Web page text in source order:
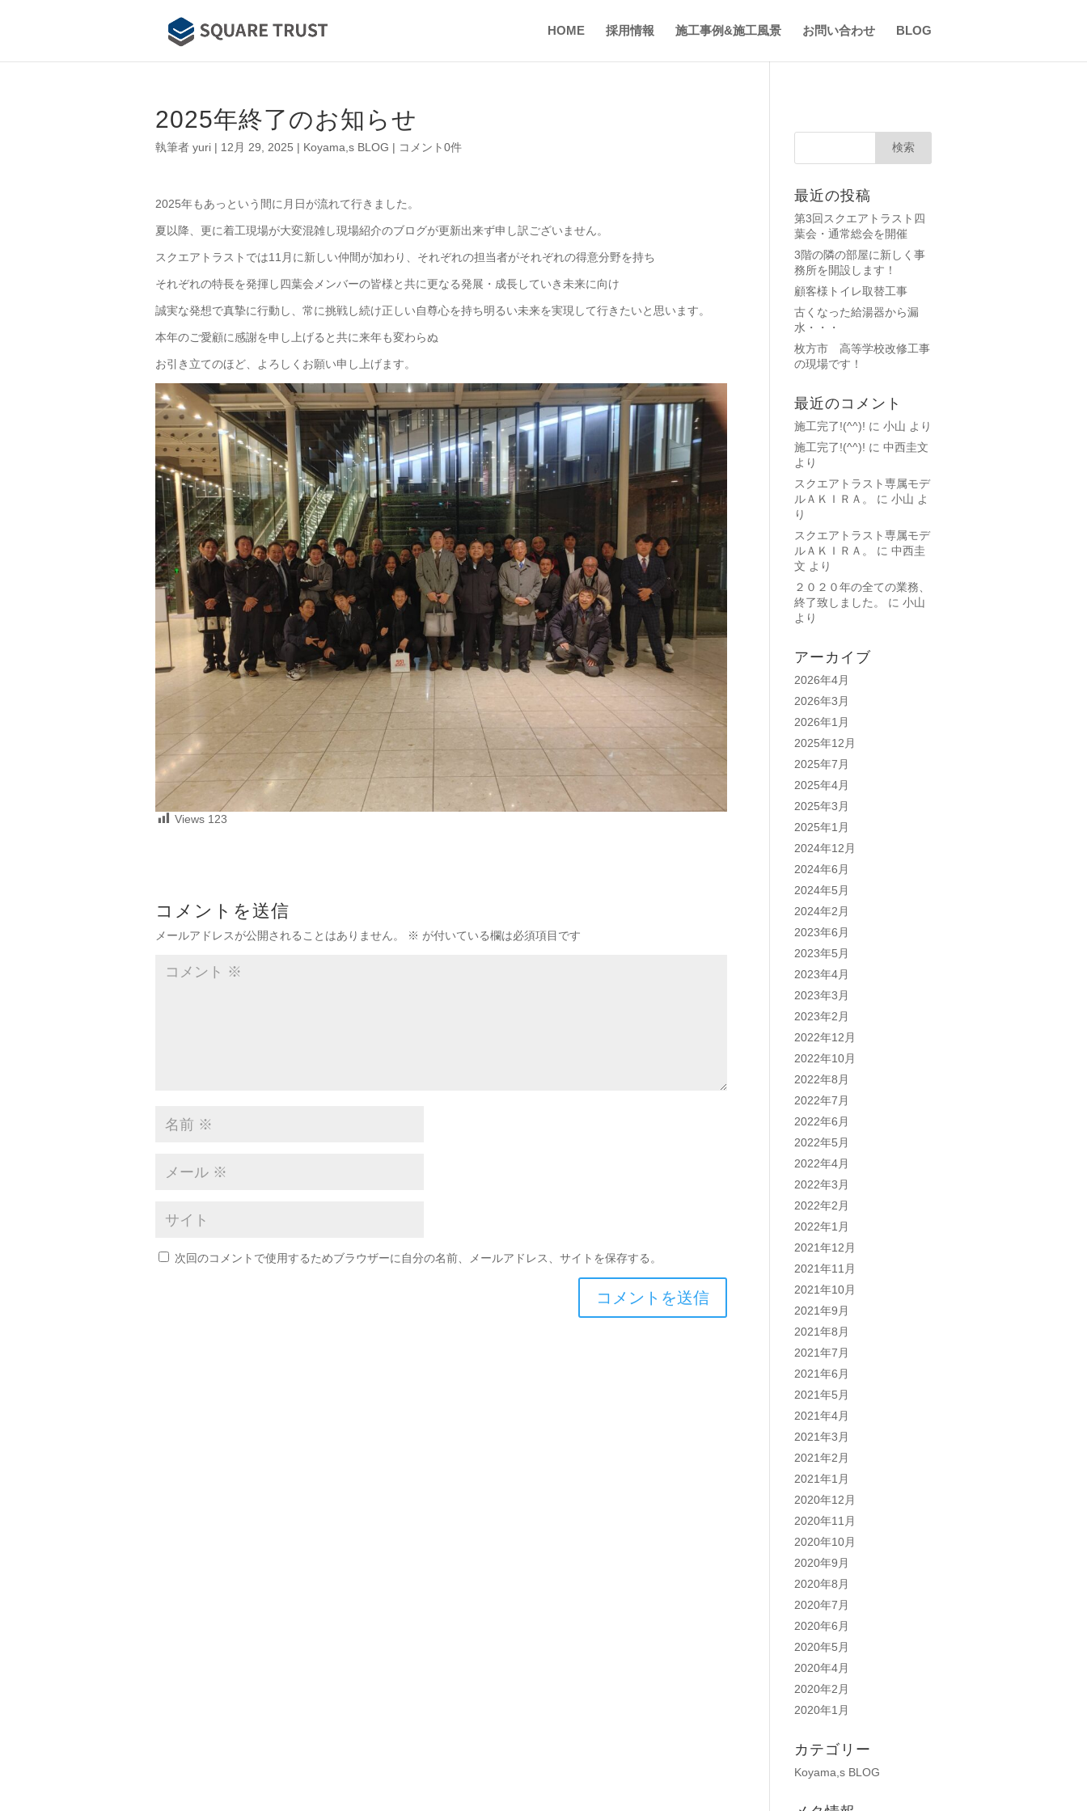
HOME 採用情報 施工事例&施工風景 お問い合わせ BLOG
2025年終了のお知らせ
執筆者 yuri | 12月 29, 2025 | Koyama,s BLOG | コメント0件
2025年もあっという間に月日が流れて行きました。
夏以降、更に着工現場が大変混雑し現場紹介のブログが更新出来ず申し訳ございません。
スクエアトラストでは11月に新しい仲間が加わり、それぞれの担当者がそれぞれの得意分野を持ち
それぞれの特長を発揮し四葉会メンバーの皆様と共に更なる発展・成長していき未来に向け
誠実な発想で真摯に行動し、常に挑戦し続け正しい自尊心を持ち明るい未来を実現して行きたいと思います。
本年のご愛顧に感謝を申し上げると共に来年も変わらぬ
お引き立てのほど、よろしくお願い申し上げます。
Views 123
コメントを送信
メールアドレスが公開されることはありません。 ※ が付いている欄は必須項目です
次回のコメントで使用するためブラウザーに自分の名前、メールアドレス、サイトを保存する。
最近の投稿
第3回スクエアトラスト四
葉会・通常総会を開催
3階の隣の部屋に新しく事
務所を開設します！
顧客様トイレ取替工事
古くなった給湯器から漏
水・・・
枚方市 高等学校改修工事
の現場です！
最近のコメント
施工完了!(^^)! に 小山 より
施工完了!(^^)! に 中西圭文
より
スクエアトラスト専属モデ
ルＡＫＩＲＡ。
に 小山 よ
り
スクエアトラスト専属モデ
ルＡＫＩＲＡ。
に 中西圭
文 より
２０２０年の全ての業務、
終了致しました。
に 小山
より
アーカイブ
2026年4月
2026年3月
2026年1月
2025年12月
2025年7月
2025年4月
2025年3月
2025年1月
2024年12月
2024年6月
2024年5月
2024年2月
2023年6月
2023年5月
2023年4月
2023年3月
2023年2月
2022年12月
2022年10月
2022年8月
2022年7月
2022年6月
2022年5月
2022年4月
2022年3月
2022年2月
2022年1月
2021年12月
2021年11月
2021年10月
2021年9月
2021年8月
2021年7月
2021年6月
2021年5月
2021年4月
2021年3月
2021年2月
2021年1月
2020年12月
2020年11月
2020年10月
2020年9月
2020年8月
2020年7月
2020年6月
2020年5月
2020年4月
2020年2月
2020年1月
カテゴリー
Koyama,s BLOG